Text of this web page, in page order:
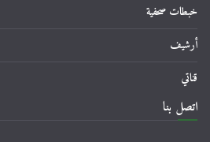
خبطات صحفية
أرشيف
قناتي
اتصل بنا